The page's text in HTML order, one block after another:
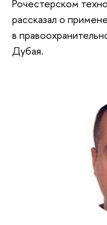
Рочестерском
рассказал о
в
Дубая.